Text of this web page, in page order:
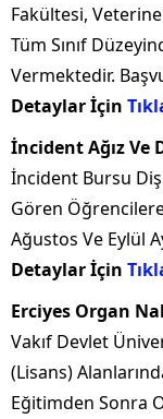
Fakültesi,
Tüm Sınıf
Vermektedir.
Detaylar İçin
İncident Ağız Ve
İncident Bursu
Gören
Ağustos Ve Eylül
Detaylar İçin
Erciyes Organ
Vakıf Devlet
(Lisans)
Eğitimden Sonra